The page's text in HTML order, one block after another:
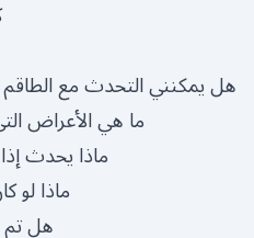
هل يمكنني التحدث مع الطاقم
ما هي الأعراض
ماذا يحدث
ماذا لو
هل تم